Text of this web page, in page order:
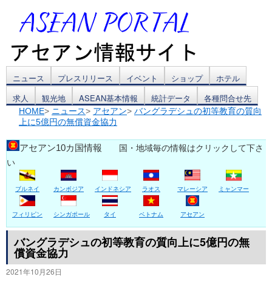
コ
ン
テ
ン
ツ
へ
ス
キ
ッ
ニュース プレスリリース イベント ショップ
ホテル
求人
観光地 ASEAN基本情報 統計データ 各種問合せ先
HOME> ニュース> アセアン> バングラデシュの初等教育の質向
上に5億円の無償資金協力
アセアン10カ国情報 国・地域毎の情報はクリックして下さ
い
ブルネイ カンボジア インドネシア ラオス マレーシア ミャンマー
フィリピン シンガポール タイ ベトナム アセアン
バングラデシュの初等教育の質向上に5億円の無
償資金協力
2021年10月26日